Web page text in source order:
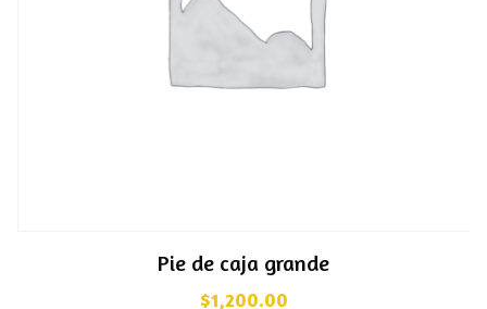
Pie de caja grande
$1,200.00